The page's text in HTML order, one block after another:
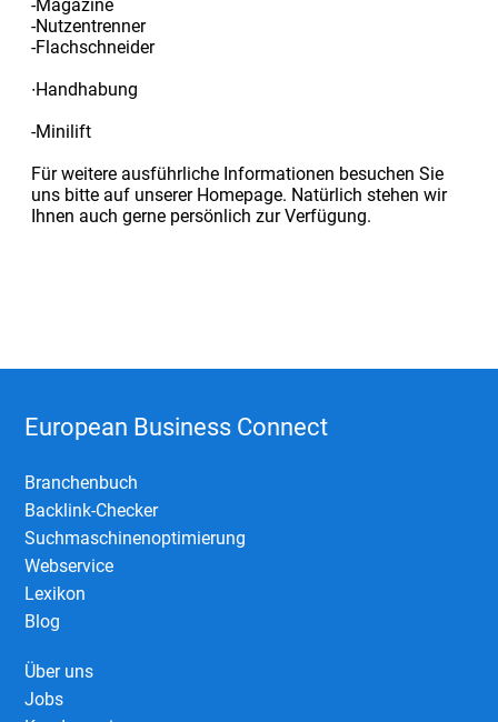
-Magazine
-Nutzentrenner
-Flachschneider
∙Handhabung
-Minilift
Für weitere ausführliche Informationen besuchen Sie
uns bitte auf unserer Homepage. Natürlich stehen wir
Ihnen auch gerne persönlich zur Verfügung.
European Business Connect
Branchenbuch
Backlink-Checker
Suchmaschinenoptimierung
Webservice
Lexikon
Blog
Über uns
Jobs